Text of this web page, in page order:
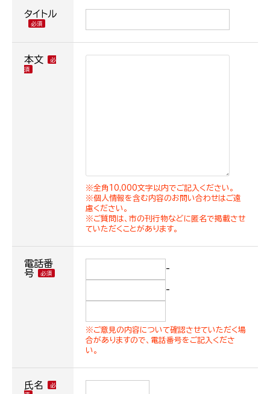
タイトル
本文
※全角10,000文字以内でご記入ください。
※個人情報を含む内容のお問い合わせはご遠
慮ください。
※ご質問は、市の刊行物などに匿名で掲載させ
ていただくことがあります。
電話番
号
-
-
※ご意見の内容について確認させていただく場
合がありますので、電話番号をご記入くださ
い。
氏名